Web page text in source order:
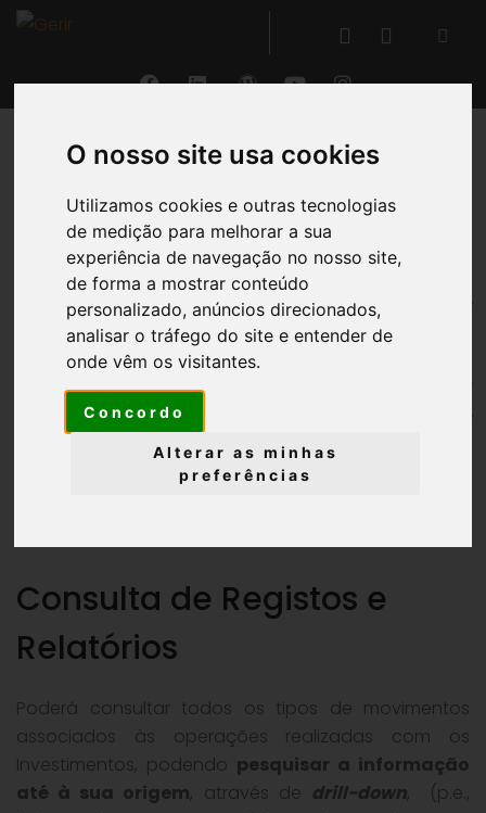
O nosso site usa cookies
Utilizamos cookies e outras tecnologias
de medição para melhorar a sua
experiência de navegação no nosso site,
de forma a mostrar conteúdo
personalizado, anúncios direcionados,
analisar o tráfego do site e entender de
onde vêm os visitantes.
Concordo
Alterar as minhas
preferências
VOLTAR
Análises aos Investimentos
Para além de podervisualizar e
imprimiroscadastrosdos
bens,extratoseetiquetas/QRCode
possível
informaçãotanto
análises por período, mapas de análise de
investimentos e os mapas previstos em termos legais
Consulta de Registos e
Relatórios
Poderá consultar todos os tipos de movimentos
associados às operações realizadas com os
Investimentos, podendo pesquisar a informação
até à sua origem, através de drill-down, (p.e.,